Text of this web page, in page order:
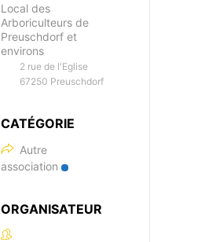
Local des
Arboriculteurs de
Preuschdorf et
environs
2 rue de l'Eglise
67250 Preuschdorf
CATÉGORIE
Autre
association
ORGANISATEUR